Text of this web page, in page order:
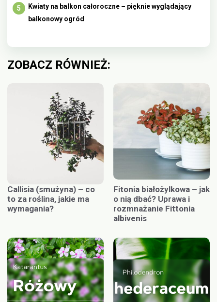
Kwiaty na balkon całoroczne – pięknie wyglądający
balkonowy ogród
ZOBACZ RÓWNIEŻ:
Callisia (smużyna) – co
to za roślina, jakie ma
wymagania?
Fitonia białożylkowa – jak
o nią dbać? Uprawa i
rozmnażanie Fittonia
albivenis